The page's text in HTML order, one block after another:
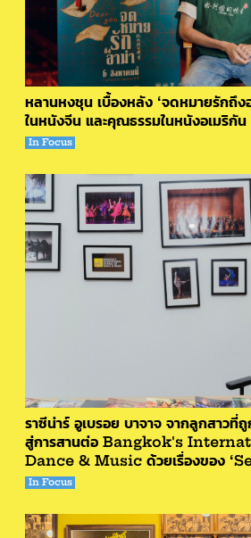
หลานหงชุน เบื้องหลัง ‘จดหมายรักถึง
ในหนังจีน และคุณธรรมในหนังอเมริกัน
In Focus
ราซีน่าร์ อูเบรอย บาจาจ จากลูกสาวที่
สู่การสานต่อ Bangkok's
Dance & Music ด้วยเรื่องของ
In Focus